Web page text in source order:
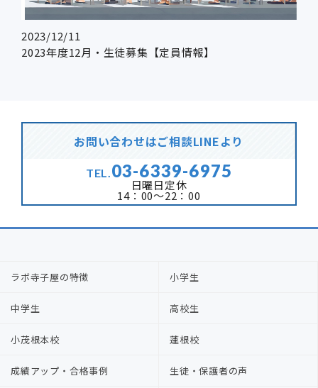
2023/12/11
2023年度12月・生徒募集【定員情報】
お問い合わせはご相談LINEより
TEL.03-6339-6975
日曜日定休
14：00～22：00
ラボ寺子屋の特徴 小学生
中学生 高校生
小茂根本校 蓮根校
成績アップ・合格事例 生徒・保護者の声